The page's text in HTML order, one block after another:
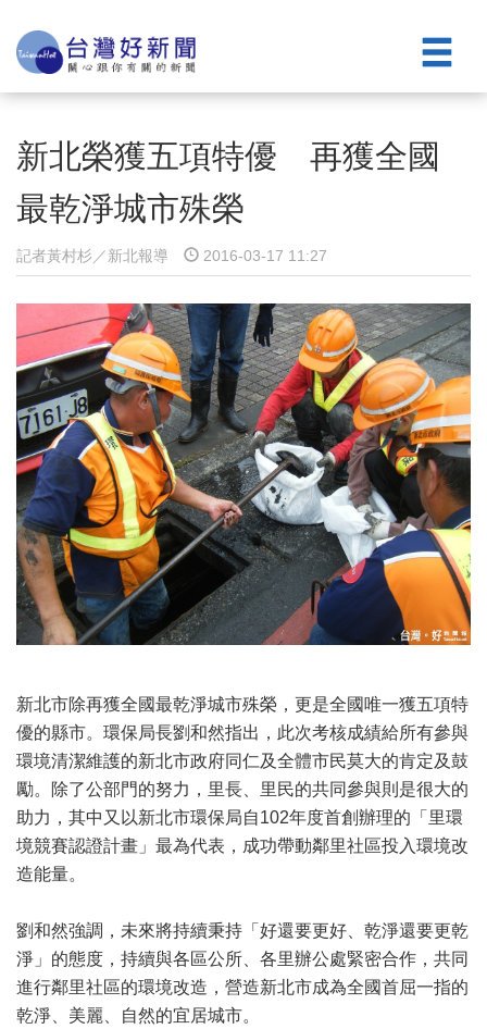
新北榮獲五項特優 再獲全國
最乾淨城市殊榮
記者黃村杉／新北報導 2016-03-17 11:27
新北市除再獲全國最乾淨城市殊榮，更是全國唯一獲五項特
優的縣市。環保局長劉和然指出，此次考核成績給所有參與
環境清潔維護的新北市政府同仁及全體市民莫大的肯定及鼓
勵。除了公部門的努力，里長、里民的共同參與則是很大的
助力，其中又以新北市環保局自102年度首創辦理的「里環
境競賽認證計畫」最為代表，成功帶動鄰里社區投入環境改
造能量。
劉和然強調，未來將持續秉持「好還要更好、乾淨還要更乾
淨」的態度，持續與各區公所、各里辦公處緊密合作，共同
進行鄰里社區的環境改造，營造新北市成為全國首屈一指的
乾淨、美麗、自然的宜居城市。